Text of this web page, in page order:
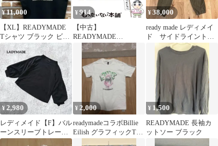
¥11,000
【XL】READYMADE
Tシャツ ブラック ビッ
グロゴ 半袖 レディメイ
ド
¥ 914
【中古】
READYMADE
RECORDS REMIXES /
ピチカート・ファイヴ /
¥38,000
ready made レディメイ
ド サイドライントラ
ックパンツ
¥2,980
レディメイド【F】バル
ーンスリーブトレーナ
ー 綺麗めカジュアル ブ
¥ 2,000
readymadeコラボBillie
Eilish グラフィックTシ
¥ 1,500
READYMADE 長袖カ
ットソー ブラック